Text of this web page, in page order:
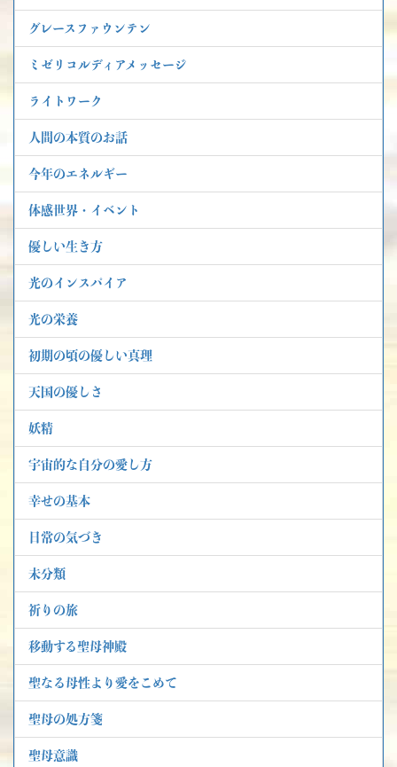
グレースファウンテン
ミゼリコルディアメッセージ
ライトワーク
人間の本質のお話
今年のエネルギー
体感世界・イベント
優しい生き方
光のインスパイア
光の栄養
初期の頃の優しい真理
天国の優しさ
妖精
宇宙的な自分の愛し方
幸せの基本
日常の気づき
未分類
祈りの旅
移動する聖母神殿
聖なる母性より愛をこめて
聖母の処方箋
聖母意識